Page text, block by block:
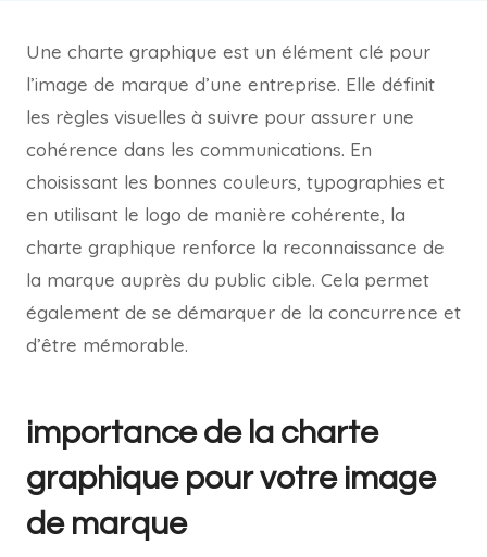
Une charte graphique est un élément clé pour
l’image de marque d’une entreprise. Elle définit
les règles visuelles à suivre pour assurer une
cohérence dans les communications. En
choisissant les bonnes couleurs, typographies et
en utilisant le logo de manière cohérente, la
charte graphique renforce la reconnaissance de
la marque auprès du public cible. Cela permet
également de se démarquer de la concurrence et
d’être mémorable.
importance de la charte
graphique pour votre image
de marque